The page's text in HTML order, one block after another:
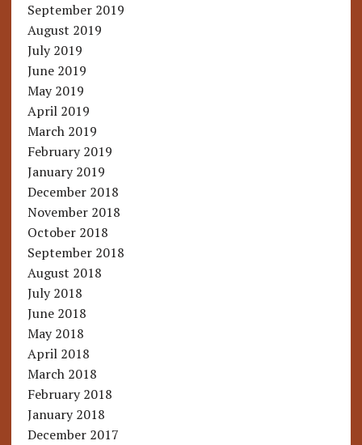
September 2019
August 2019
July 2019
June 2019
May 2019
April 2019
March 2019
February 2019
January 2019
December 2018
November 2018
October 2018
September 2018
August 2018
July 2018
June 2018
May 2018
April 2018
March 2018
February 2018
January 2018
December 2017